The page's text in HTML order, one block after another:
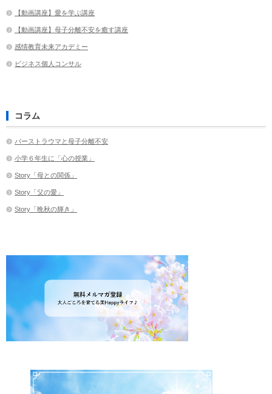
【動画講座】愛を学ぶ講座
【動画講座】母子分離不安を癒す講座
感情教育未来アカデミー
ビジネス個人コンサル
コラム
バーストラウマと母子分離不安
小学６年生に「心の授業」
Story「母との関係」
Story「父の愛」
Story「晩秋の輝き」